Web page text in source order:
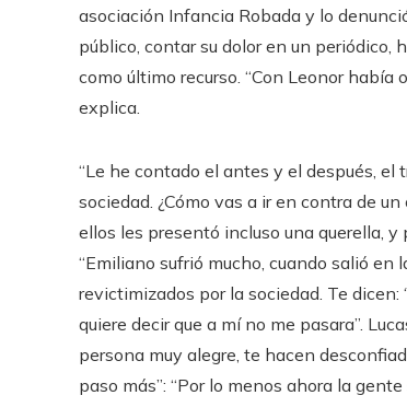
asociación Infancia Robada y lo
público, contar su dolor en un periódico,
como último recurso. “Con Leonor había
explica.
“Le he contado el antes y el después,
sociedad. ¿Cómo vas a ir en contra de
ellos les presentó incluso una querella,
“Emiliano sufrió mucho, cuando salió en
revictimizados por la sociedad. Te dicen:
quiere decir que a mí no me pasara”.
persona muy alegre, te hacen
paso más”: “Por lo menos ahora la